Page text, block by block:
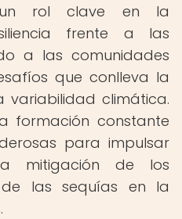
un rol clave en la
frente a las
a las comunidades
que conlleva la
variabilidad climática.
formación constante
para impulsar
mitigación de los
las sequías en la